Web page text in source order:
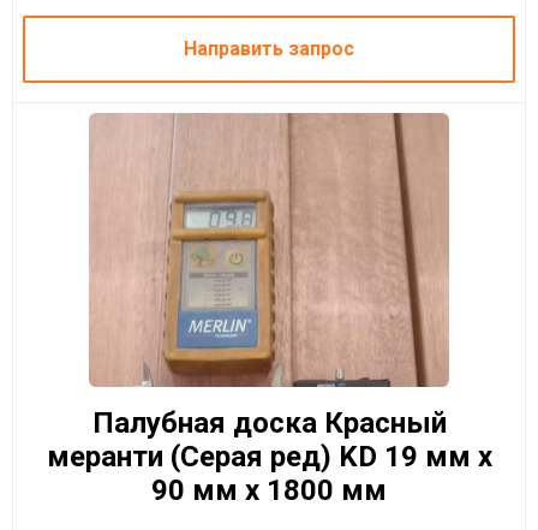
Направить запрос
Палубная доска Красный
меранти (Серая ред) KD 19 мм x
90 мм x 1800 мм